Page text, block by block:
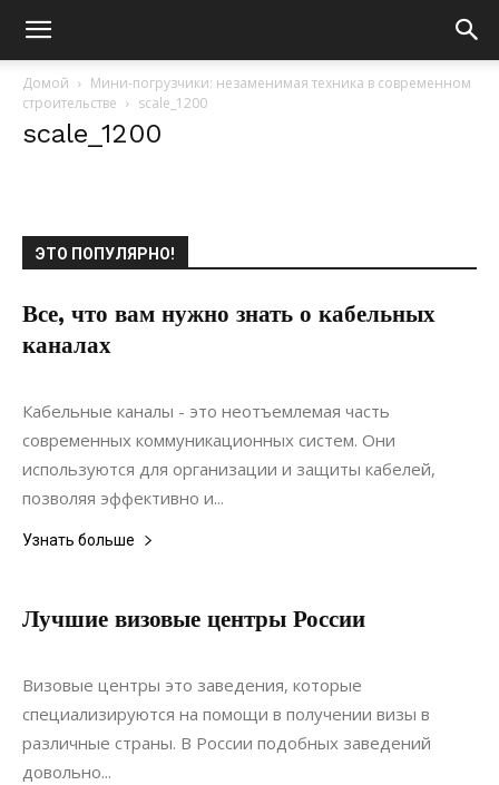
Домой
Мини-погрузчики: незаменимая техника в современном
строительстве
scale_1200
scale_1200
ЭТО ПОПУЛЯРНО!
Все, что вам нужно знать о кабельных
каналах
06.05.2022
Кабельные каналы - это неотъемлемая часть
современных коммуникационных систем. Они
используются для организации и защиты кабелей,
позволяя эффективно и...
Узнать больше
Лучшие визовые центры России
15.12.2021
Визовые центры это заведения, которые
специализируются на помощи в получении визы в
различные страны. В России подобных заведений
довольно...